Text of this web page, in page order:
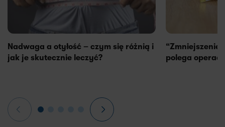
Nadwaga a otyłość – czym się różnią i
jak je skutecznie leczyć?
“Zmniejszenie
polega